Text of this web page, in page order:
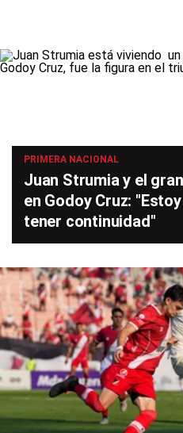
PRIMERA NACIONAL
Juan Strumia y el
en Godoy Cruz:
tener continuidad"